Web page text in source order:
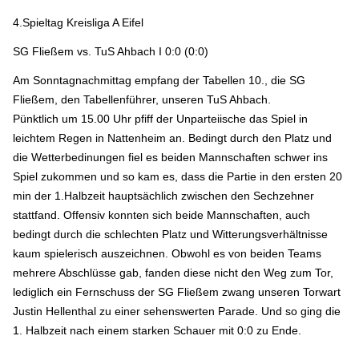
4.Spieltag Kreisliga A Eifel
SG Fließem vs. TuS Ahbach I 0:0 (0:0)
Am Sonntagnachmittag empfang der Tabellen 10., die SG
Fließem, den Tabellenführer, unseren TuS Ahbach.
Pünktlich um 15.00 Uhr pfiff der Unparteiische das Spiel in
leichtem Regen in Nattenheim an. Bedingt durch den Platz und
die Wetterbedinungen fiel es beiden Mannschaften schwer ins
Spiel zukommen und so kam es, dass die Partie in den ersten 20
min der 1.Halbzeit hauptsächlich zwischen den Sechzehner
stattfand. Offensiv konnten sich beide Mannschaften, auch
bedingt durch die schlechten Platz und Witterungsverhältnisse
kaum spielerisch auszeichnen. Obwohl es von beiden Teams
mehrere Abschlüsse gab, fanden diese nicht den Weg zum Tor,
lediglich ein Fernschuss der SG Fließem zwang unseren Torwart
Justin Hellenthal zu einer sehenswerten Parade. Und so ging die
1. Halbzeit nach einem starken Schauer mit 0:0 zu Ende.